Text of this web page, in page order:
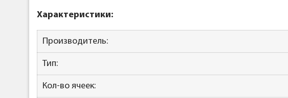
Характеристики:
Производитель:
Тип:
Кол-во ячеек: